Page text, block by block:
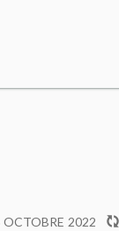
OCTOBRE 2022